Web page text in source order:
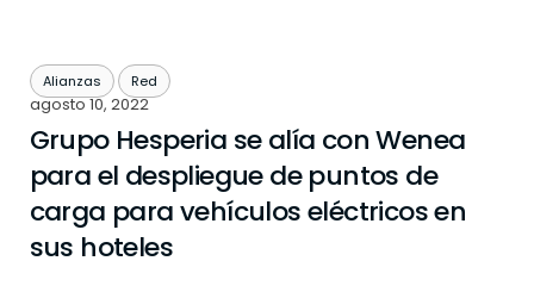
Alianzas Red
agosto 10, 2022
Grupo Hesperia se alía con Wenea
para el despliegue de puntos de
carga para vehículos eléctricos en
sus hoteles